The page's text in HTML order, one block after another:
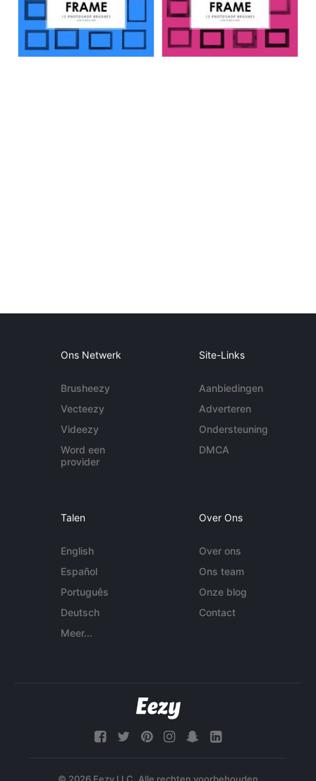
Ons Netwerk
Brusheezy
Vecteezy
Videezy
Word een
provider
Site-Links
Aanbiedingen
Adverteren
Ondersteuning
DMCA
Talen
English
Español
Português
Deutsch
Meer...
Over Ons
Over ons
Ons team
Onze blog
Contact